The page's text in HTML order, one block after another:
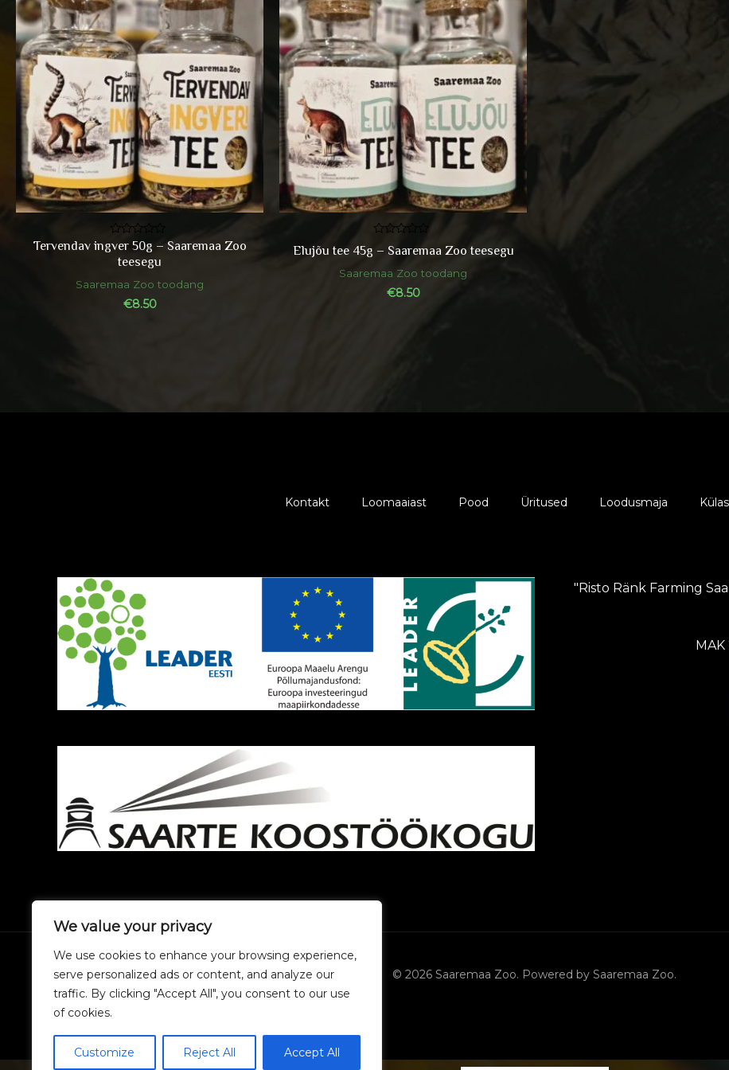
We value your privacy
We use cookies to enhance your browsing experience,
serve personalized ads or content, and analyze our
traffic. By clicking "Accept All", you consent to our use
of cookies.
Customize Reject All Accept All
Hinnanguga
0
Tervendav ingver 50g – Saaremaa Zoo
teesegu
Saaremaa Zoo toodang
€8.50
Hinnanguga
0
5
Elujõu tee 45g – Saaremaa Zoo teesegu
Saaremaa Zoo toodang
€8.50
Kontakt Loomaaiast Pood Üritused Loodusmaja
"Risto Ränk Farming
© 2026 Saaremaa Zoo. Powered by Saaremaa Zoo.